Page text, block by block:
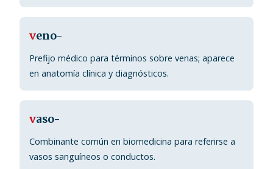
veno-
Prefijo médico para términos sobre venas; aparece
en anatomía clínica y diagnósticos.
vaso-
Combinante común en biomedicina para referirse a
vasos sanguíneos o conductos.